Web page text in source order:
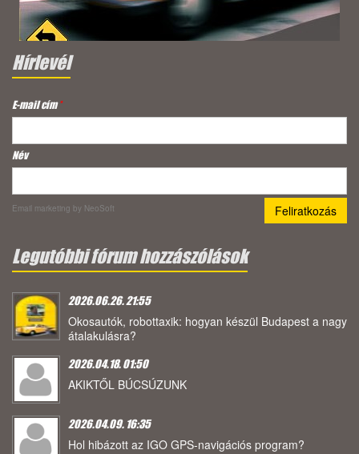
Hírlevél
E-mail cím*
Név
Email marketing by NeoSoft
Legutóbbi fórum hozzászólások
2026.06.26. 21:55
Okosautók, robottaxik: hogyan készül Budapest a nagy
átalakulásra?
2026.04.18. 01:50
AKIKTŐL BÚCSÚZUNK
2026.04.09. 16:35
Hol hibázott az IGO GPS-navigációs program?